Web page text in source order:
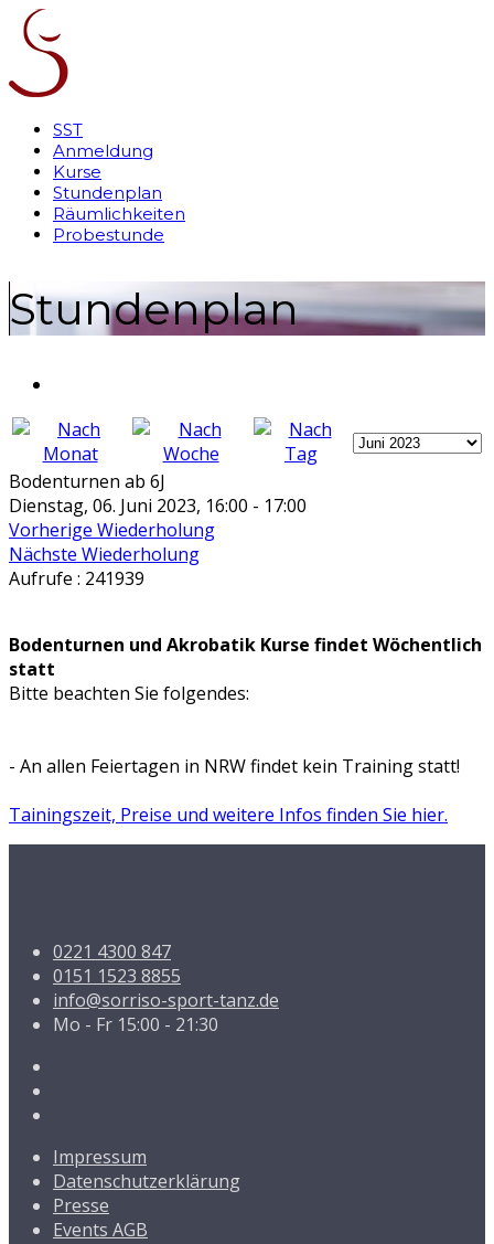
SST
Anmeldung
Kurse
Stundenplan
Räumlichkeiten
Probestunde
Stundenplan
Bodenturnen ab 6J
Dienstag, 06. Juni 2023, 16:00 - 17:00
Vorherige Wiederholung
Nächste Wiederholung
Aufrufe : 241939
Bodenturnen und Akrobatik Kurse findet Wöchentlich
statt
Bitte beachten Sie folgendes:
- An allen Feiertagen in NRW findet kein Training statt!
Tainingszeit, Preise und weitere Infos finden Sie hier.
0221 4300 847
0151 1523 8855
info@sorriso-sport-tanz.de
Mo - Fr 15:00 - 21:30
Impressum
Datenschutzerklärung
Presse
Events AGB